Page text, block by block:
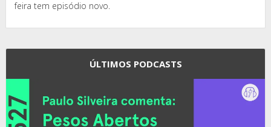
feira tem episódio novo.
ÚLTIMOS PODCASTS